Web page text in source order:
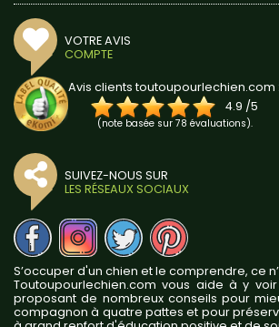
VOTRE AVIS
COMPTE
Avis clients toutoupourlechien.com :
4.9 /5
(note basée sur 78 évaluations).
SUIVEZ-NOUS SUR
LES RÉSEAUX SOCIAUX
S’occuper d'un chien et le comprendre, ce
Toutoupourlechien.com vous aide à y
proposant de nombreux conseils pour
compagnon à quatre pattes et pour